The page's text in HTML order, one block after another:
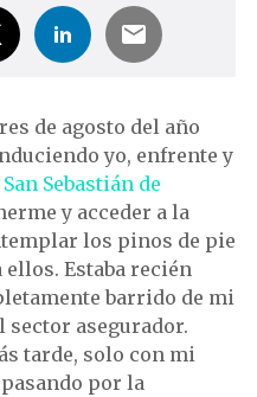
de agosto del año
yo, enfrente y
San Sebastián de
y acceder a la
los pinos de pie
Estaba recién
barrido de mi
asegurador.
tarde, solo con mi
por la